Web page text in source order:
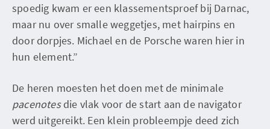
spoedig kwam er een klassementsproef bij Darnac,
maar nu over smalle weggetjes, met hairpins en
door dorpjes. Michael en de Porsche waren hier in
hun element.”
De heren moesten het doen met de minimale
pacenotesdie vlak voor de start aan de navigator
werd uitgereikt. Een klein probleempje deed zich